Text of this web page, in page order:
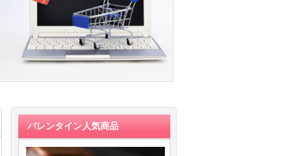
バレンタイン人気商品